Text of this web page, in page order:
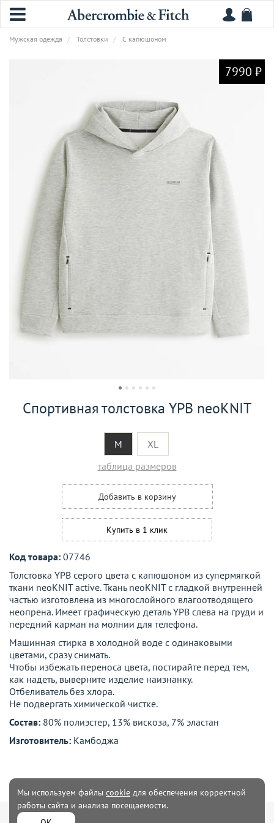
Мужская одежда Толстовки С капюшоном
7990 ₽
Спортивная толстовка YPB neoKNIT
M
XL
таблица размеров
Добавить в корзину
Купить в 1 клик
Код товара: 07746
Толстовка YPB серого цвета с капюшоном из супермягкой
ткани neoKNIT active. Ткань neoKNIT с гладкой внутренней
частью изготовлена ​​из многослойного влагоотводящего
неопрена. Имеет графическую деталь YPB слева на груди и
передний карман на молнии для телефона.
Машинная стирка в холодной воде с одинаковыми
цветами, сразу снимать.
Чтобы избежать переноса цвета, постирайте перед тем,
как надеть, выверните изделие наизнанку.
Отбеливатель без хлора.
Не подвергать химической чистке.
Состав: 80% полиэстер, 13% вискоза, 7% эластан
Изготовитель: Камбоджа
Мужская
Мы используем файлы cookie для обеспечения корректной
работы сайта и анализа посещаемости.